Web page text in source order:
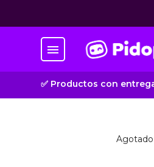
✅ Productos con
Agotado